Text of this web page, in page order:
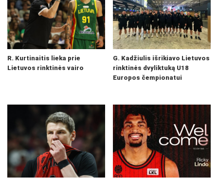
R. Kurtinaitis lieka prie
Lietuvos rinktinės vairo
G. Kadžiulis išrikiavo Lietuvos
rinktinės dvyliktuką U18
Europos čempionatui